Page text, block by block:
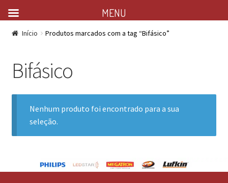
Início Produtos marcados com a tag “Bifásico”
Bifásico
Nenhum produto foi encontrado para a sua
seleção.
MENU